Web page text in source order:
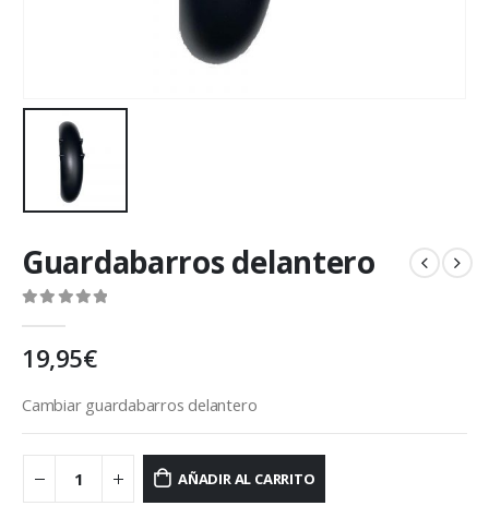
Guardabarros delantero
19,95€
Cambiar guardabarros delantero
AÑADIR AL CARRITO